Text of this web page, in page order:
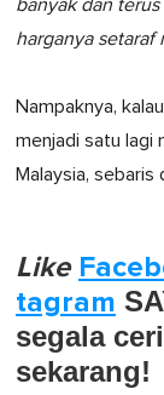
banyak dan
harganya setaraf
Nampaknya,
menjadi satu lagi
Malaysia, sebaris
Like
tagram
segala
sekarang!